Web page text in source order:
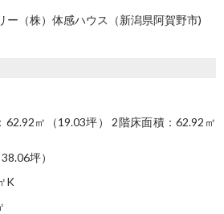
ー（株）体感ハウス（新潟県阿賀野市)
62.92㎡（19.03坪） 2階床面積：62.92㎡
坪）
K